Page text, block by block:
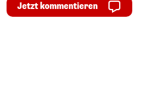
Jetzt kommentieren